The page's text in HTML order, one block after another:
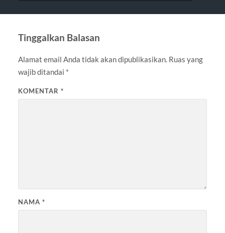
Tinggalkan Balasan
Alamat email Anda tidak akan dipublikasikan. Ruas yang
wajib ditandai *
KOMENTAR *
NAMA *